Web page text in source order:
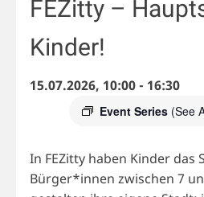
FEZitty –
Kinder!
15.07.2026, 10:00- 16:30
Event Series (See
In FEZitty haben Kinder das
Bürger*innen zwischen 7